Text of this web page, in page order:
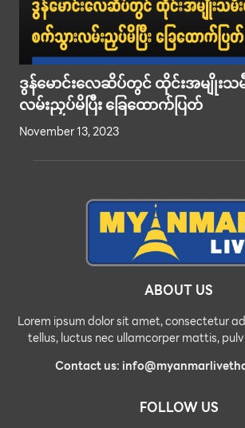
ဒွန်မောင်းလေဆိပ်တွင် ထိုင်းအမျိုးသ
လမ်းညှပ်မိပြီး ခြေထောက်ပြတ်
November 13, 2023
ABOUT US
Lorem ipsum dolor sit amet, consectetur
tellus, luctus nec ullamcorper mattis,
Contact us:
FOLLOW US